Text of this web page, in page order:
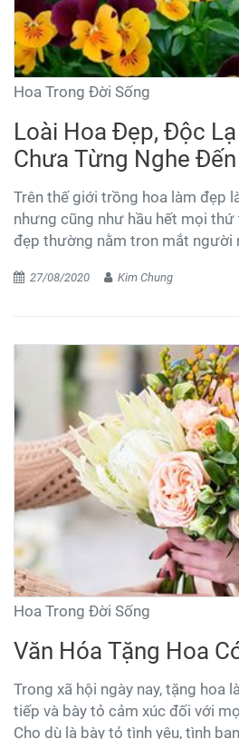
Hoa Trong Đời Sống
Loài Hoa Đẹp, Độc
Chưa Từng Nghe Đến
Trên thế giới trồng hoa làm đẹp
nhưng cũng như hầu hết mọi
đẹp thường nằm tron mắt người
giới. Con số này tương đương với
độc lạ bạn có thể chưa từng
một vài loại.
27/08/2020 Kim Chung
Hoa Trong Đời Sống
Văn Hóa Tặng Hoa
Trong xã hội ngày nay, tặng hoa
tiếp và bày tỏ cảm xúc đối với
Cho dù là bày tỏ tình yêu, tình